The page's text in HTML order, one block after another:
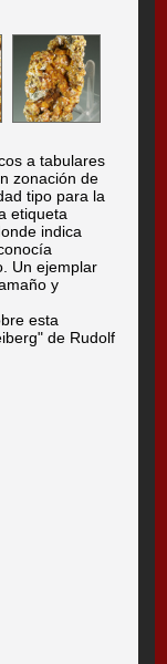
a tabulares
zonación de
tipo para la
etiqueta
indica
Un ejemplar
y
esta
de Rudolf